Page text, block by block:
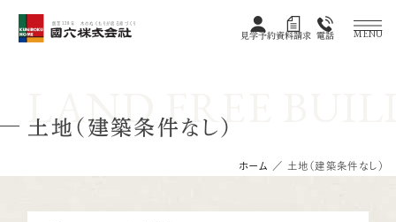
創業128年 木のぬくもりが宿る家づくり
見学予約資料請求 電話 MENU
土地（建築条件なし）
LAND FREE
ホーム ／ 土地（建築条件なし）